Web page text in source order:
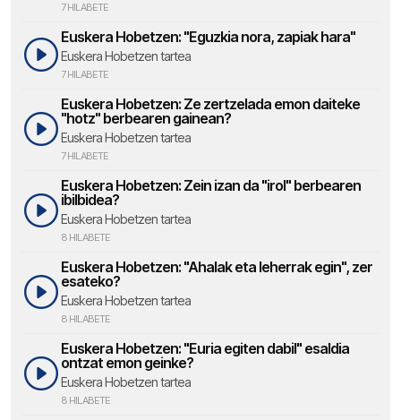
7 HILABETE
Euskera Hobetzen: "Eguzkia nora, zapiak hara"
Euskera Hobetzen tartea
7 HILABETE
Euskera Hobetzen: Ze zertzelada emon daiteke
"hotz" berbearen gainean?
Euskera Hobetzen tartea
7 HILABETE
Euskera Hobetzen: Zein izan da "irol" berbearen
ibilbidea?
Euskera Hobetzen tartea
8 HILABETE
Euskera Hobetzen: "Ahalak eta leherrak egin", zer
esateko?
Euskera Hobetzen tartea
8 HILABETE
Euskera Hobetzen: "Euria egiten dabil" esaldia
ontzat emon geinke?
Euskera Hobetzen tartea
8 HILABETE